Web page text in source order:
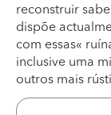
reconstruir
dispõe
com essas«
inclusive uma
outros mais